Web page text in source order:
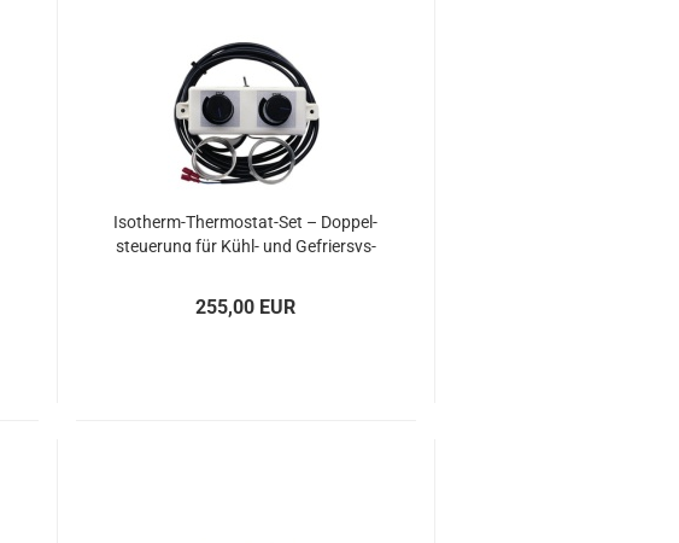
Isotherm-​​Thermostat-​Set – Dop­pel­
steue­rung für Kühl- und Ge­frier­sys­
255,00 EUR